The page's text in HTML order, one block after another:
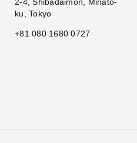
ku, Tokyo
+81 080 1680 0727